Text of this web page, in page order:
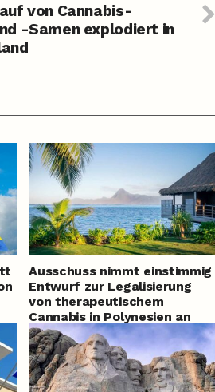
von Cannabis-
-Samen explodiert in
Ausschuss nimmt einstimmig
Entwurf zur Legalisierung
von therapeutischem
Cannabis in Polynesien an